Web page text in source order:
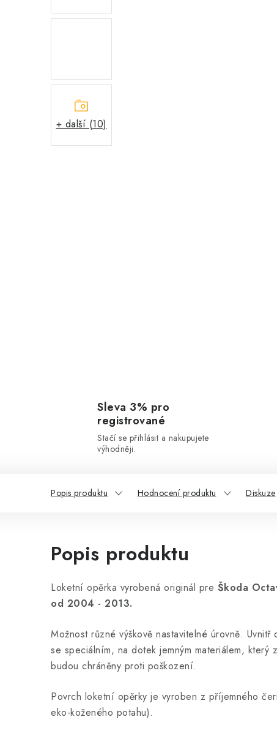
+ další (10)
Sleva 3% pro
registrované
Stačí se přihlásit a nakupujete
výhodněji.
Popis produktu Hodnocení produktu Diskuze
Popis produktu
Loketní opěrka vyrobená originál pre Škoda
od 2004 - 2013.
Možnost různé výškově nastavitelné úrovně.
se speciálním, na dotek jemným materiálem, který
budou chráněny proti poškození.
Povrch loketní opěrky je vyroben z příjemného
eko-koženého potahu).